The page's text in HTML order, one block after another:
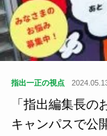
指出一正の視点
「指出編集長
キャンパスで公